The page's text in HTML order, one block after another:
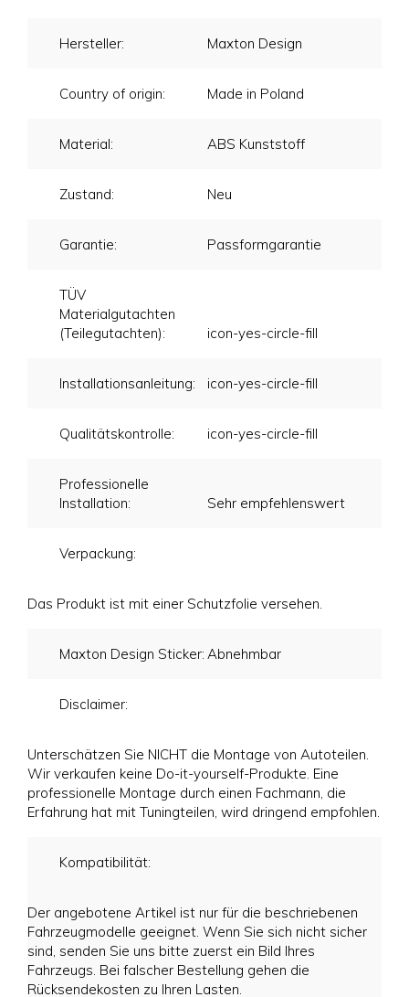
Hersteller: Maxton Design
Country of origin: Made in Poland
Material: ABS Kunststoff
Zustand: Neu
Garantie: Passformgarantie
TÜV
Materialgutachten
(Teilegutachten):
icon-yes-circle-fill
Installationsanleitung: icon-yes-circle-fill
Qualitätskontrolle: icon-yes-circle-fill
Professionelle
Installation:
Sehr empfehlenswert
Verpackung:
Das Produkt ist mit einer Schutzfolie versehen.
Maxton Design Sticker: Abnehmbar
Disclaimer:
Unterschätzen Sie NICHT die Montage von Autoteilen.
Wir verkaufen keine Do-it-yourself-Produkte. Eine
professionelle Montage durch einen Fachmann, die
Erfahrung hat mit Tuningteilen, wird dringend empfohlen.
Kompatibilität:
Der angebotene Artikel ist nur für die beschriebenen
Fahrzeugmodelle geeignet. Wenn Sie sich nicht sicher
sind, senden Sie uns bitte zuerst ein Bild Ihres
Fahrzeugs. Bei falscher Bestellung gehen die
Rücksendekosten zu Ihren Lasten.